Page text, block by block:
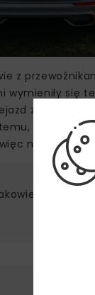
z
wymieniły się
ale także
niezwykle